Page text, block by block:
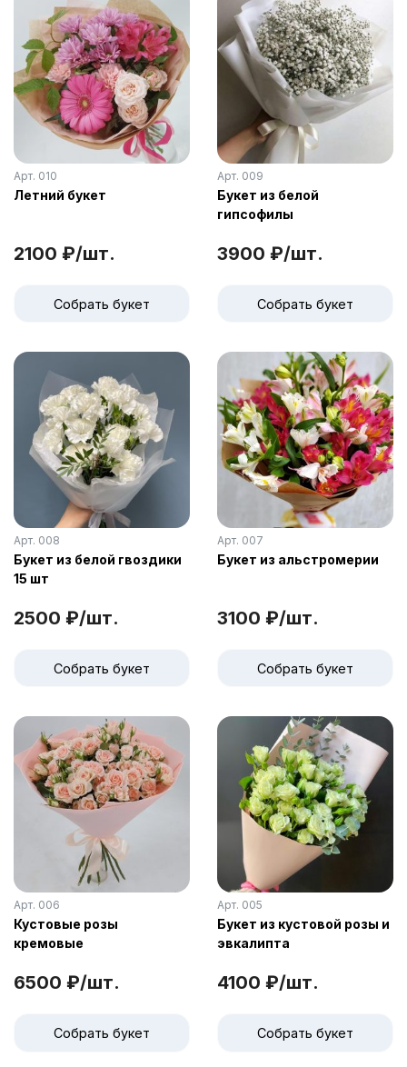
Арт. 010
Летний букет
2100 ₽/шт.
Собрать букет
Арт. 009
Букет из белой
гипсофилы
3900 ₽/шт.
Собрать букет
Арт. 008
Букет из белой гвоздики
15 шт
2500 ₽/шт.
Собрать букет
Арт. 007
Букет из альстромерии
3100 ₽/шт.
Собрать букет
Арт. 006
Кустовые розы
кремовые
6500 ₽/шт.
Собрать букет
Арт. 005
Букет из кустовой розы и
эвкалипта
4100 ₽/шт.
Собрать букет